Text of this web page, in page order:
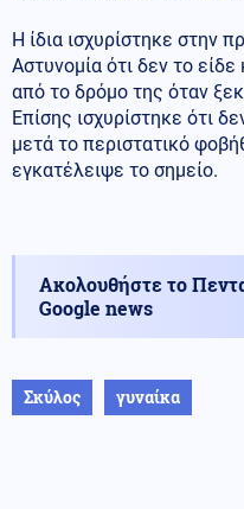
Η ίδια ισχυρίστηκε στην
Αστυνομία ότι δεν το
από το δρόμο της όταν
Επίσης ισχυρίστηκε ότι
μετά το περιστατικό
εγκατέλειψε το σημείο.
Ακολουθήστε το
Google news
Σκύλος γυναίκα